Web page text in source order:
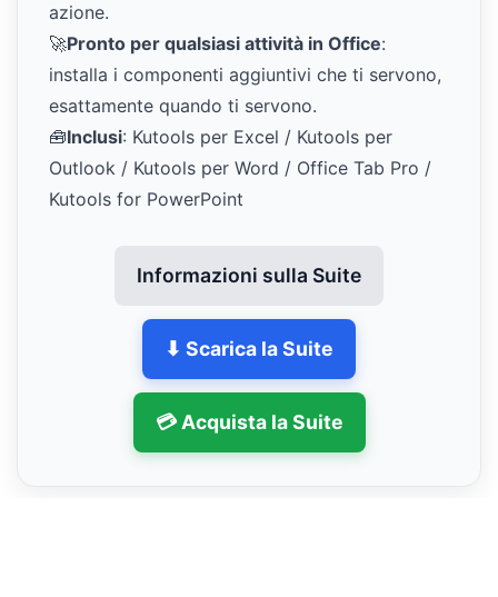
azione.
🚀Pronto per qualsiasi attività in Office:
installa i componenti aggiuntivi che ti servono,
esattamente quando ti servono.
🧰Inclusi: Kutools per Excel / Kutools per
Outlook / Kutools per Word / Office Tab Pro /
Kutools for PowerPoint
Informazioni sulla Suite
⬇ Scarica la Suite
💳 Acquista la Suite